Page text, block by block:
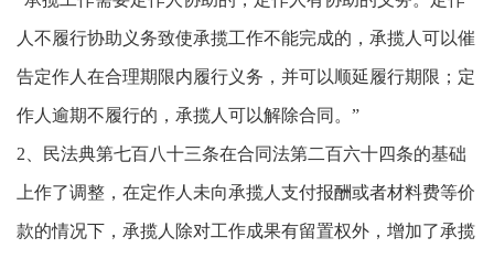
人不履行协助义务致使承揽工作不能完成的，承揽人可以催
告定作人在合理期限内履行义务，并可以顺延履行期限；定
作人逾期不履行的，承揽人可以解除合同。”
2、民法典第七百八十三条在合同法第二百六十四条的基础
上作了调整，在定作人未向承揽人支付报酬或者材料费等价
款的情况下，承揽人除对工作成果有留置权外，增加了承揽